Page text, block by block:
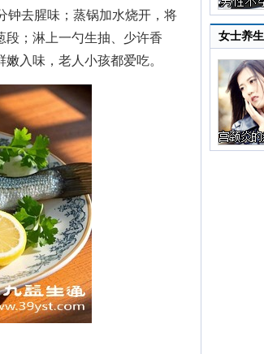
钟去腥味；蒸锅加水烧开，将
段；淋上一勺生抽、少许香
入味，老人小孩都爱吃。
女士养生